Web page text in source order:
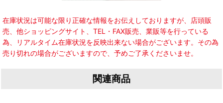
在庫状況は可能な限り正確な情報をお伝えしておりますが、店頭販
売、他ショッピングサイト、TEL・FAX販売、業販等を行っている
為、リアルタイム在庫状況を反映出来ない場合がございます。その為
売り切れの場合がございますので、予めご了承くださいませ。
関連商品